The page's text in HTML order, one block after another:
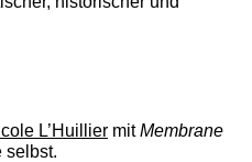
L’Huilliermit ­Membrane
selbst.